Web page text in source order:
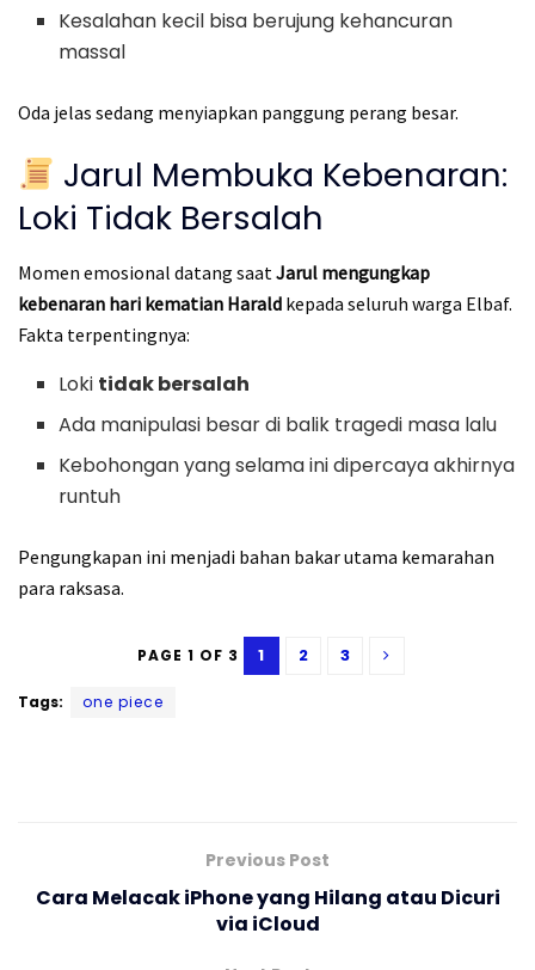
Kesalahan kecil bisa berujung kehancuran
massal
Oda jelas sedang menyiapkan panggung perang besar.
Jarul Membuka Kebenaran:
Loki Tidak Bersalah
Momen emosional datang saat Jarul mengungkap
kebenaran hari kematian Harald kepada seluruh warga Elbaf.
Fakta terpentingnya:
Loki tidak bersalah
Ada manipulasi besar di balik tragedi masa lalu
Kebohongan yang selama ini dipercaya akhirnya
runtuh
Pengungkapan ini menjadi bahan bakar utama kemarahan
para raksasa.
PAGE 1 OF 3 1 2 3
Tags: one piece
Previous Post
Cara Melacak iPhone yang Hilang atau Dicuri
via iCloud